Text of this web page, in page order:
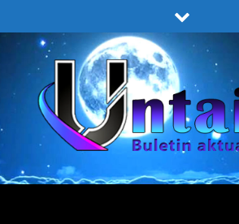
to
content
UNTAIAN TERKINI